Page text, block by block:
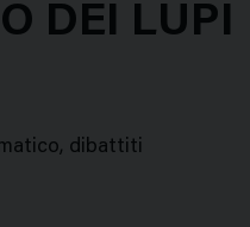
DEI LUPI
dibattiti